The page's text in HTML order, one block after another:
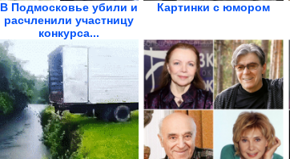
В Подмосковье убили и
расчленили участницу
конкурса...
Картинки с юмором